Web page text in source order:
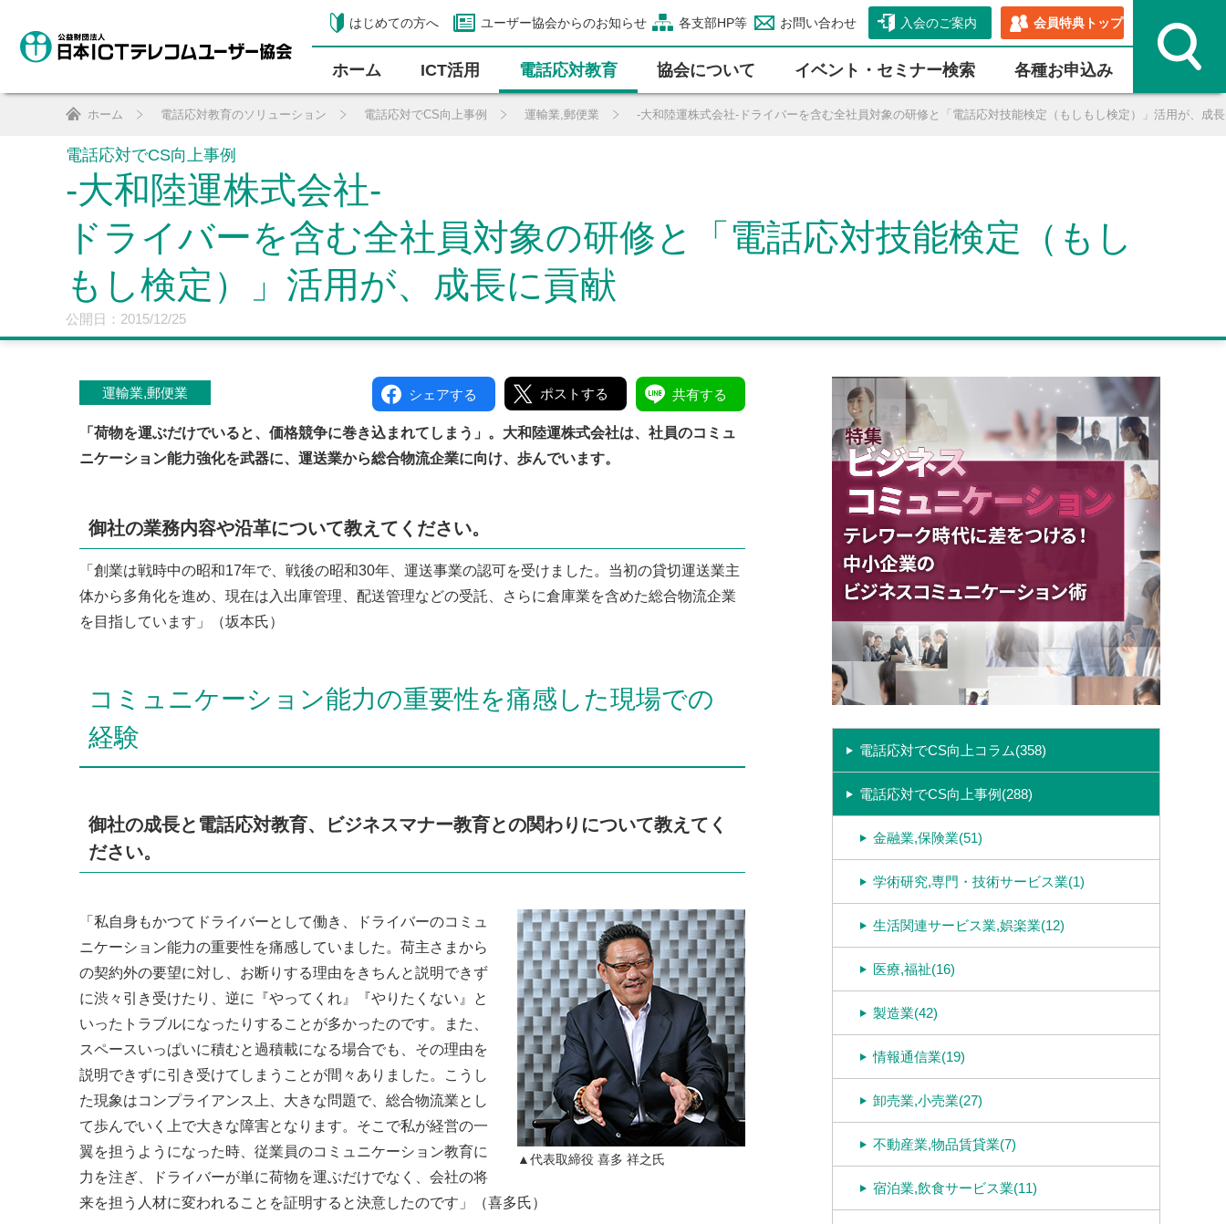
はじめての方へ ユーザー協会からのお知らせ 各支部HP等 お問い合わせ 入会のご案内 会員特典トップ
ホーム ICT活⽤ 電話応対教育 協会について イベント・セミナー検索 各種お申込み
ホーム 電話応対教育のソリューション 電話応対でCS向上事例 運輸業,郵便業 -大和陸運株式会社-ドライバーを含む全社員対象の研修と「電話応対技能検定（もしもし検定）」活用が、成
電話応対でCS向上事例
-大和陸運株式会社-
ドライバーを含む全社員対象の研修と「電話応対技能検定（もし
もし検定）」活用が、成長に貢献
公開日：2015/12/25
運輸業,郵便業 シェアする ポストする 共有する
「荷物を運ぶだけでいると、価格競争に巻き込まれてしまう」。大和陸運株式会社は、社員のコミュ
ニケーション能力強化を武器に、運送業から総合物流企業に向け、歩んでいます。
御社の業務内容や沿革について教えてください。
「創業は戦時中の昭和17年で、戦後の昭和30年、運送事業の認可を受けました。当初の貸切運送業主
体から多角化を進め、現在は入出庫管理、配送管理などの受託、さらに倉庫業を含めた総合物流企業
を目指しています」（坂本氏）
コミュニケーション能力の重要性を痛感した現場での
経験
御社の成長と電話応対教育、ビジネスマナー教育との関わりについて教えてく
ださい。
▲代表取締役 喜多 祥之氏
「私自身もかつてドライバーとして働き、ドライバーのコミュ
ニケーション能力の重要性を痛感していました。荷主さまから
の契約外の要望に対し、お断りする理由をきちんと説明できず
に渋々引き受けたり、逆に『やってくれ』『やりたくない』と
いったトラブルになったりすることが多かったのです。また、
スペースいっぱいに積むと過積載になる場合でも、その理由を
説明できずに引き受けてしまうことが間々ありました。こうし
た現象はコンプライアンス上、大きな問題で、総合物流業とし
て歩んでいく上で大きな障害となります。そこで私が経営の一
翼を担うようになった時、従業員のコミュニケーション教育に
力を注ぎ、ドライバーが単に荷物を運ぶだけでなく、会社の将
来を担う人材に変われることを証明すると決意したのです」（喜多氏）
電話応対でCS向上コラム(358)
電話応対でCS向上事例(288)
金融業,保険業(51)
学術研究,専門・技術サービス業(1)
生活関連サービス業,娯楽業(12)
医療,福祉(16)
製造業(42)
情報通信業(19)
卸売業,小売業(27)
不動産業,物品賃貸業(7)
宿泊業,飲食サービス業(11)